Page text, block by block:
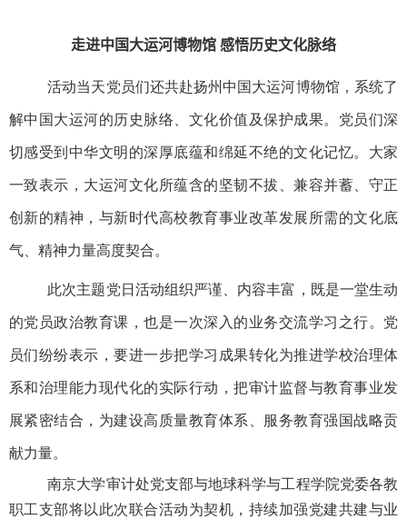
走进中国大运河博物馆 感悟历史文化脉络
活动当天党员们还共赴扬州中国大运河博物馆，系统了
解中国大运河的历史脉络、文化价值及保护成果。党员们深
切感受到中华文明的深厚底蕴和绵延不绝的文化记忆。大家
一致表示，大运河文化所蕴含的坚韧不拔、兼容并蓄、守正
创新的精神，与新时代高校教育事业改革发展所需的文化底
气、精神力量高度契合。
此次主题党日活动组织严谨、内容丰富，既是一堂生动
的党员政治教育课，也是一次深入的业务交流学习之行。党
员们纷纷表示，要进一步把学习成果转化为推进学校治理体
系和治理能力现代化的实际行动，把审计监督与教育事业发
展紧密结合，为建设高质量教育体系、服务教育强国战略贡
献力量。
南京大学审计处党支部与地球科学与工程学院党委各教
职工支部将以此次联合活动为契机，持续加强党建共建与业